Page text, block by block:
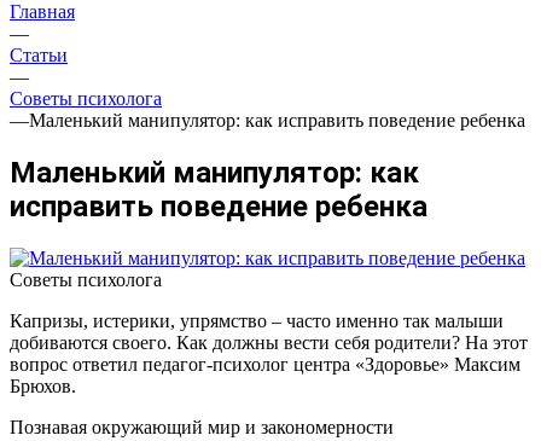
Главная
—
Статьи
—
Советы психолога
—Маленький манипулятор: как исправить поведение ребенка
Маленький манипулятор: как
исправить поведение ребенка
Советы психолога
Капризы, истерики, упрямство – часто именно так малыши
добиваются своего. Как должны вести себя родители? На этот
вопрос ответил педагог-психолог центра «Здоровье» Максим
Брюхов.
Познавая окружающий мир и закономерности